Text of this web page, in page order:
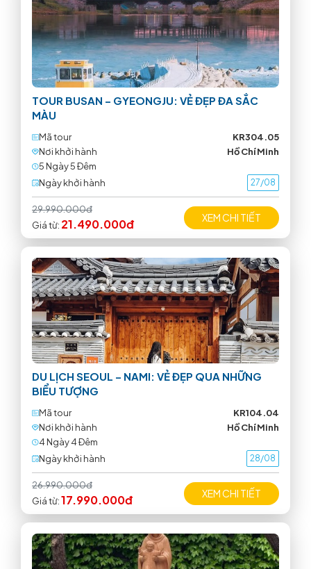
TOUR BUSAN – GYEONGJU: VẺ ĐẸP ĐA SẮC
MÀU
Mã tour
KR304.05
Nơi khởi hành
Hồ Chí Minh
5 Ngày 5 Ðêm
Ngày khởi hành
27/08
29.990.000đ
Giá từ: 21.490.000đ XEM CHI TIẾT
DU LỊCH SEOUL – NAMI: VẺ ĐẸP QUA NHỮNG
BIỂU TƯỢNG
Mã tour
KR104.04
Nơi khởi hành
Hồ Chí Minh
4 Ngày 4 Ðêm
Ngày khởi hành
28/08
26.990.000đ
Giá từ:17.990.000đ XEM CHI TIẾT